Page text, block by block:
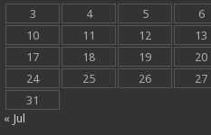
3
4 5 6
10
11 12 13
17
18 19 20
24
25 26 27
31
« Jul